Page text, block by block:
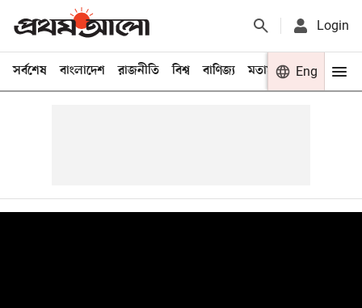
Login
সর্বশেষ বাংলাদেশ রাজনীতি বিশ্ব বাণিজ্য মতামত খেলা
Eng